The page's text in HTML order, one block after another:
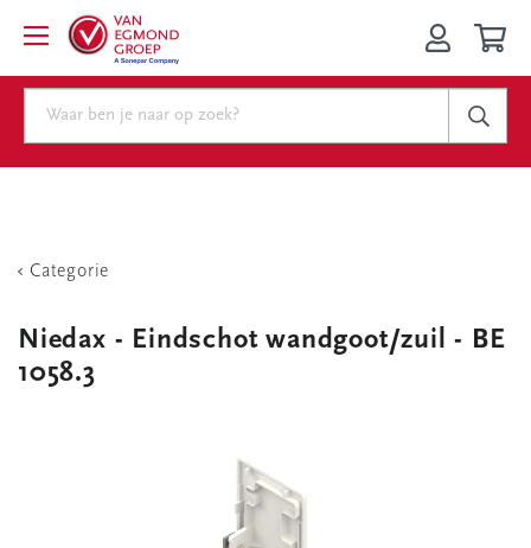
Categorie
Niedax - Eindschot wandgoot/zuil - BE
1058.3